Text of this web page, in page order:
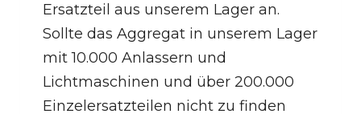
Ersatzteil aus unserem Lager an.
Sollte das Aggregat in unserem Lager
mit 10.000 Anlassern und
Lichtmaschinen und über 200.000
Einzelersatzteilen nicht zu finden